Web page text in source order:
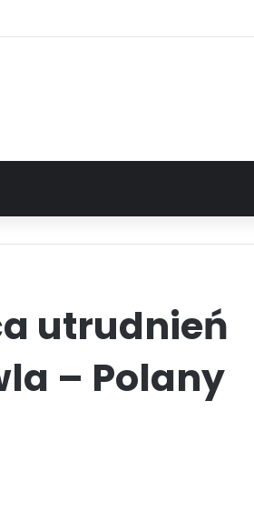
utrudnień
– Polany